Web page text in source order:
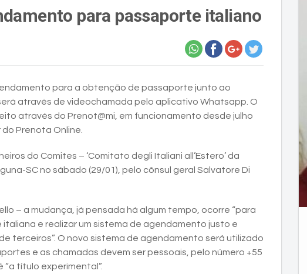
para passaporte italiano
para a obtenção de passaporte junto ao
através de videochamada pelo aplicativo Whatsapp. O
através do Prenot@mi, em funcionamento desde julho
Prenota Online.
do Comites – ‘Comitato degli Italiani all’Estero’ da
SC no sábado (29/01), pelo cônsul geral Salvatore Di
– a mudança, já pensada há algum tempo, ocorre “para
e realizar um sistema de agendamento justo e
terceiros”. O novo sistema de agendamento será utilizado
e as chamadas devem ser pessoais, pelo número +55
“a título experimental”.